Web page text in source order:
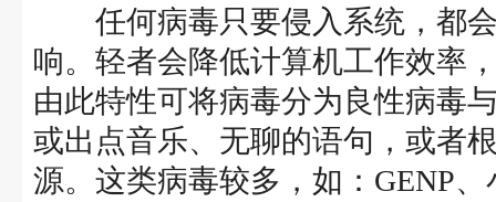
任何病毒只要侵入系统，都会
响。轻者会降低计算机工作效率
由此特性可将病毒分为良性病毒
或出点音乐、无聊的语句，或者
源。这类病毒较多，如：GENP